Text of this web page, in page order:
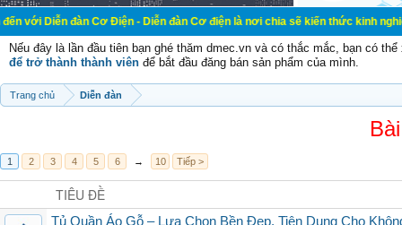
đàn Cơ Điện - Diễn đàn Cơ điện là nơi chia sẽ kiến thức kinh nghiệm
Nếu đây là lần đầu tiên bạn ghé thăm dmec.vn và có thắc mắc, bạn có
để trở thành thành viên để bắt đầu đăng bán sản phẩm của mình.
Trang chủ Diễn đàn
1 2 3 4 5 6 → 10 Tiếp >
TIÊU ĐỀ
Tủ Quần Áo Gỗ – Lựa Chọn Bền Đẹp, Tiện Dụng Cho